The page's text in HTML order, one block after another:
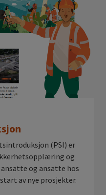
(PSI) er
og
og ansatte hos
av nye prosjekter.